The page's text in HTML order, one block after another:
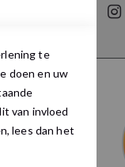
te
doen en uw
van invloed
lees dan het